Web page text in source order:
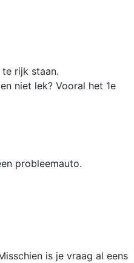
rijk staan.
niet lek? Vooral het 1e
probleemauto.
is je vraag al eens